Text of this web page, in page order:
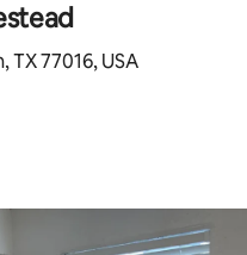
77016, USA